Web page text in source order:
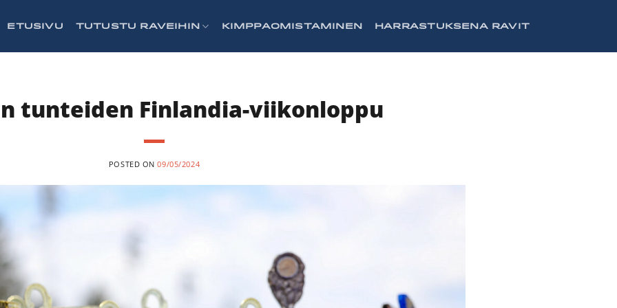
ETUSIVU TUTUSTU RAVEIHIN KIMPPAOMISTAMINEN HARRASTUKSENA RAVIT
tunteiden Finlandia-viikonloppu
POSTED ON09/05/2024